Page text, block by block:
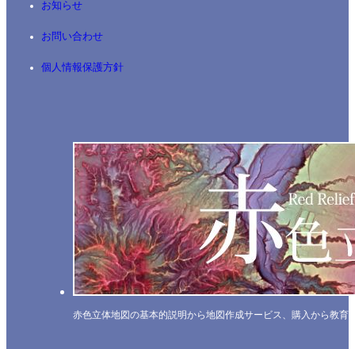
お知らせ
お問い合わせ
個人情報保護方針
赤色立体地図の基本的説明から地図作成サービス、購入から教育